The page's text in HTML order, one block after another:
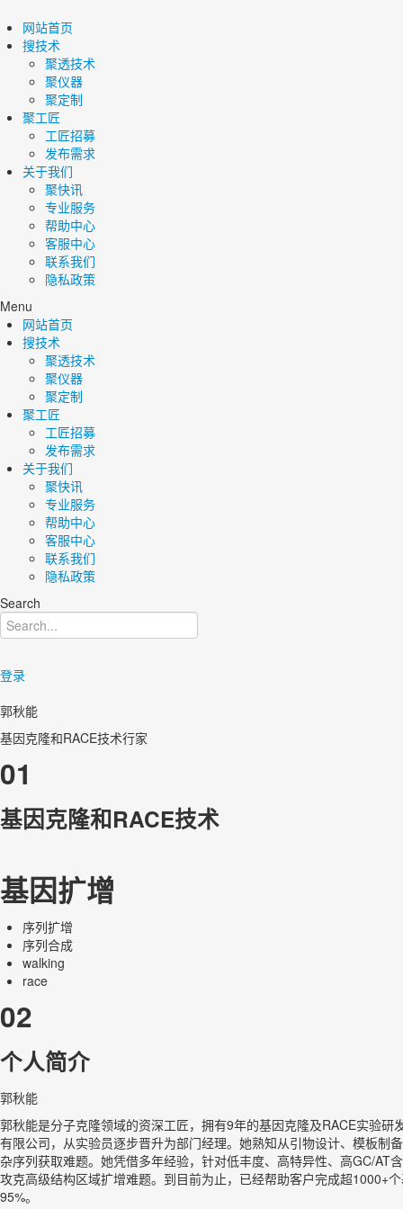
网站首页
搜技术
聚透技术
聚仪器
聚定制
聚工匠
工匠招募
发布需求
关于我们
聚快讯
专业服务
帮助中心
客服中心
联系我们
隐私政策
Menu
网站首页
搜技术
聚透技术
聚仪器
聚定制
聚工匠
工匠招募
发布需求
关于我们
聚快讯
专业服务
帮助中心
客服中心
联系我们
隐私政策
Search
登录
郭秋能
基因克隆和RACE技术行家
01
基因克隆和RACE技术
基因扩增
序列扩增
序列合成
walking
race
02
个人简介
郭秋能
郭秋能是分子克隆领域的资深工匠，拥有9年的基因克隆及RACE实验
有限公司，从实验员逐步晋升为部门经理。她熟知从引物设计、模板制
杂序列获取难题。她凭借多年经验，针对低丰度、高特异性、高GC/
攻克高级结构区域扩增难题。到目前为止，已经帮助客户完成超1000+
95%。